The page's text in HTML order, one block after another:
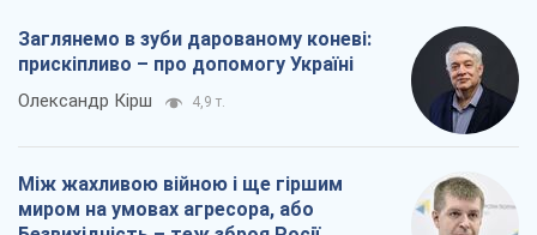
Заглянемо в зуби дарованому коневі:
прискіпливо – про допомогу Україні
Олександр Кірш 4,9 т.
Між жахливою війною і ще гіршим
миром на умовах агресора, або